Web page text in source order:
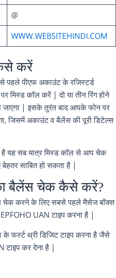
@
WWW.WEBSITEHINDI.COM
करें
पीएफ अकाउंट के रजिस्टर्ड
मिस्ड कॉल करें | दो या तीन रिंग होने
| इसके तुरंत बाद आपके फोन पर
जिसमें अकाउंट व बैलेंस की पूरी डिटेल्स
यह सब मात्र मिस्ड कॉल से आप चेक
साबित हो सकता है |
बैलेंस चेक कैसे करें?
चेक करने के लिए सबसे पहले मैसेज बॉक्स
UAN टाइप करना है |
फर्स्ट थ्री डिजिट टाइप करना है जैसे
टाइप कर देना है |